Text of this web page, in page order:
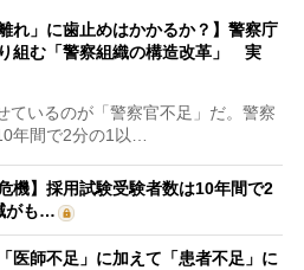
れ」に歯止めはかかるか？】警察庁
組む「警察組織の構造改革」 実
いるのが「警察官不足」だ。警察
年間で2分の1以…
機】採用試験受験者数は10年間で2
がも…
医師不足」に加えて「患者不足」に